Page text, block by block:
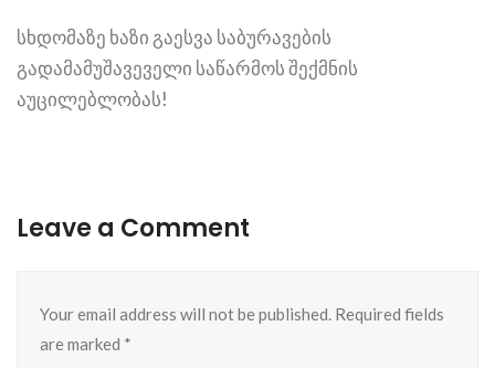
სხდომაზე ხაზი გაესვა საბურავების
გადამამუშავეველი საწარმოს შექმნის
აუცილებლობას!
Leave a Comment
Your email address will not be published. Required fields
are marked *